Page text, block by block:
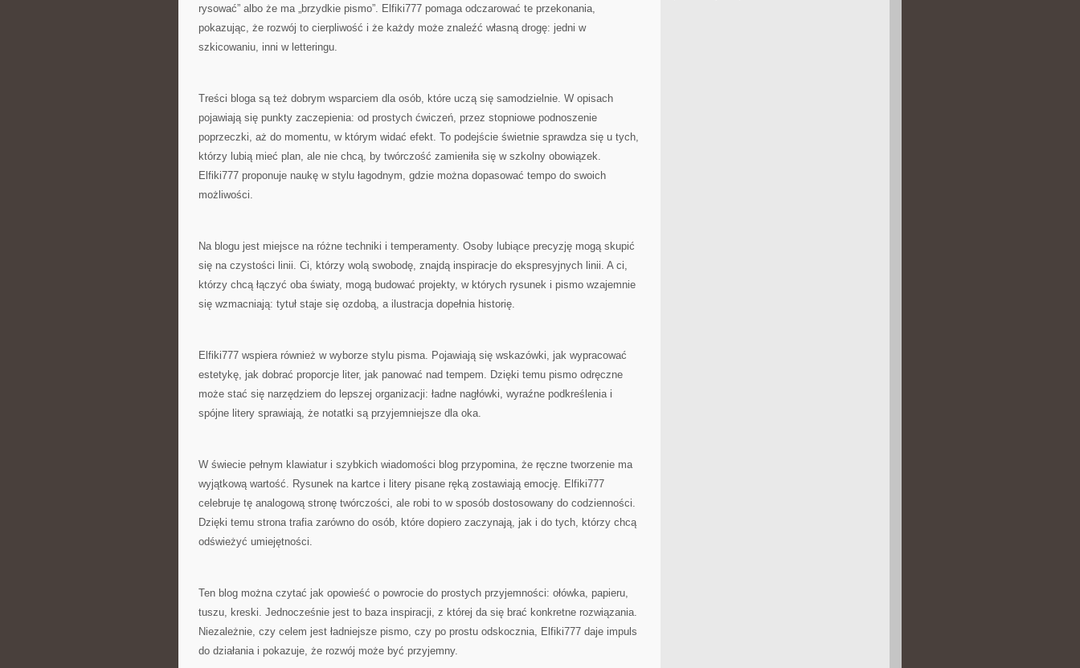
rysować” albo że ma „brzydkie pismo”. Elfiki777 pomaga odczarować te przekonania,
pokazując, że rozwój to cierpliwość i że każdy może znaleźć własną drogę: jedni w
szkicowaniu, inni w letteringu.
Treści bloga są też dobrym wsparciem dla osób, które uczą się samodzielnie. W opisach
pojawiają się punkty zaczepienia: od prostych ćwiczeń, przez stopniowe podnoszenie
poprzeczki, aż do momentu, w którym widać efekt. To podejście świetnie sprawdza się u tych,
którzy lubią mieć plan, ale nie chcą, by twórczość zamieniła się w szkolny obowiązek.
Elfiki777 proponuje naukę w stylu łagodnym, gdzie można dopasować tempo do swoich
możliwości.
Na blogu jest miejsce na różne techniki i temperamenty. Osoby lubiące precyzję mogą skupić
się na czystości linii. Ci, którzy wolą swobodę, znajdą inspiracje do ekspresyjnych linii. A ci,
którzy chcą łączyć oba światy, mogą budować projekty, w których rysunek i pismo wzajemnie
się wzmacniają: tytuł staje się ozdobą, a ilustracja dopełnia historię.
Elfiki777 wspiera również w wyborze stylu pisma. Pojawiają się wskazówki, jak wypracować
estetykę, jak dobrać proporcje liter, jak panować nad tempem. Dzięki temu pismo odręczne
może stać się narzędziem do lepszej organizacji: ładne nagłówki, wyraźne podkreślenia i
spójne litery sprawiają, że notatki są przyjemniejsze dla oka.
W świecie pełnym klawiatur i szybkich wiadomości blog przypomina, że ręczne tworzenie ma
wyjątkową wartość. Rysunek na kartce i litery pisane ręką zostawiają emocję. Elfiki777
celebruje tę analogową stronę twórczości, ale robi to w sposób dostosowany do codzienności.
Dzięki temu strona trafia zarówno do osób, które dopiero zaczynają, jak i do tych, którzy chcą
odświeżyć umiejętności.
Ten blog można czytać jak opowieść o powrocie do prostych przyjemności: ołówka, papieru,
tuszu, kreski. Jednocześnie jest to baza inspiracji, z której da się brać konkretne rozwiązania.
Niezależnie, czy celem jest ładniejsze pismo, czy po prostu odskocznia, Elfiki777 daje impuls
do działania i pokazuje, że rozwój może być przyjemny.